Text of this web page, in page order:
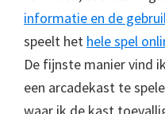
informatie en de
speelt het hele spel
De fijnste manier vind
een arcadekast te